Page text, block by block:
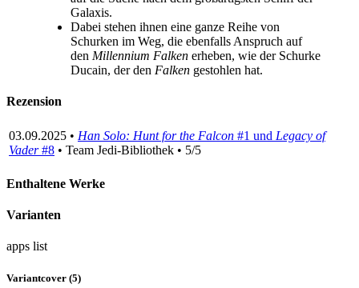
Galaxis.
Dabei stehen ihnen eine ganze Reihe von
Schurken im Weg, die ebenfalls Anspruch auf
den Millennium Falken erheben, wie der Schurke
Ducain, der den Falken gestohlen hat.
Rezension
03.09.2025 • Han Solo: Hunt for the Falcon #1 und Legacy of
Vader#8 • Team Jedi-Bibliothek • 5/5
Enthaltene Werke
Varianten
apps list
Variantcover (5)